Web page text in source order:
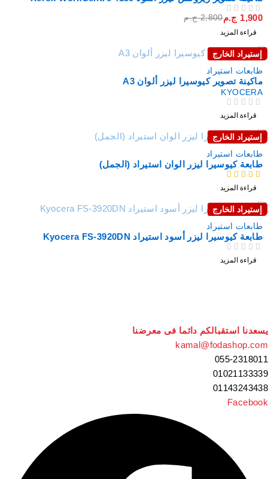
2,800 ج.م 1,900 ج.م
قراءة المزيد
إستيراد الخارج
طابعات استيراد
ماكينة تصوير كيوسيرا ليزر ألوان A3
KYOCERA
قراءة المزيد
إستيراد الخارج
طابعات استيراد
طابعة كيوسيرا ليزر الوان استيراد (الجمل)
قراءة المزيد
إستيراد الخارج
طابعات استيراد
طابعة كيوسيرا ليزر أسود استيراد Kyocera FS-3920DN
قراءة المزيد
استقبالكم دائما فى معرضنا
055-